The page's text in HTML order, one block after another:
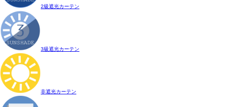
2級遮光カーテン
3級遮光カーテン
非遮光カーテン